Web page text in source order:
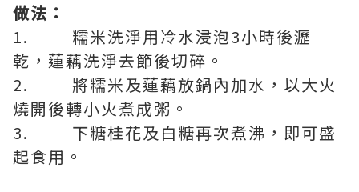
做法：
1. 糯米洗淨用冷水浸泡3小時後瀝
乾，蓮藕洗淨去節後切碎。
2. 將糯米及蓮藕放鍋內加水，以大火
燒開後轉小火煮成粥。
3. 下糖桂花及白糖再次煮沸，即可盛
起食用。